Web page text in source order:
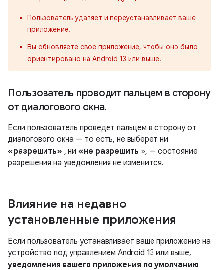
Пользователь удаляет и переустанавливает ваше
приложение.
Вы обновляете свое приложение, чтобы оно было
ориентировано на Android 13 или выше.
Пользователь проводит пальцем в сторону
от диалогового окна.
Если пользователь проведет пальцем в сторону от
диалогового окна — то есть, не выберет ни
«разрешить» , ни «не разрешить », — состояние
разрешения на уведомления не изменится.
Влияние на недавно
установленные приложения
Если пользователь устанавливает ваше приложение на
устройство под управлением Android 13 или выше,
уведомления вашего приложения по умолчанию